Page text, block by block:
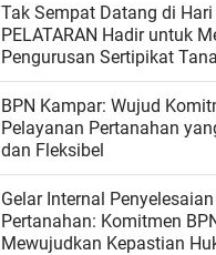
Tak Sempat Datang di Hari
PELATARAN Hadir untuk
Pengurusan Sertipikat
dan Minggu
BPN Kampar: Wujud
Pelayanan Pertanahan
dan Fleksibel
Gelar Internal
Pertanahan: Komitmen
Mewujudkan Kepastian